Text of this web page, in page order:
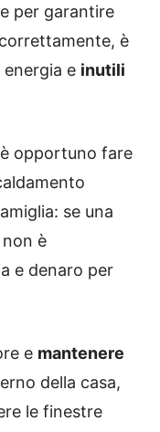
per garantire
è
e inutili
opportuno fare
se una
è
e denaro per
e mantenere
della casa,
le finestre